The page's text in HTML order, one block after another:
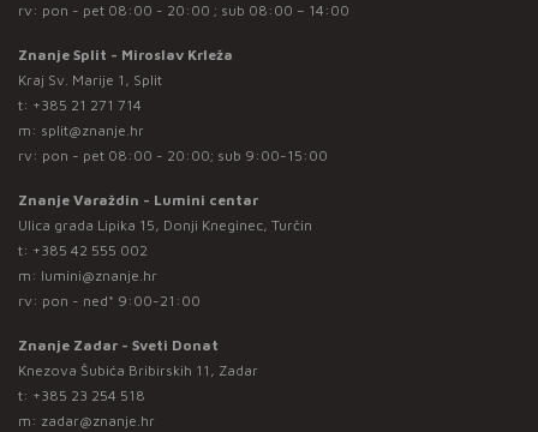
rv: pon - pet 08:00 - 20:00 ; sub 08:00 – 14:00
Znanje Split - Miroslav Krleža
Kraj Sv. Marije 1, Split
t: +385 21 271 714
m: split@znanje.hr
rv: pon - pet 08:00 - 20:00; sub 9:00-15:00
Znanje Varaždin - Lumini centar
Ulica grada Lipika 15, Donji Kneginec, Turčin
t: +385 42 555 002
m: lumini@znanje.hr
rv: pon - ned* 9:00-21:00
Znanje Zadar - Sveti Donat
Knezova Šubića Bribirskih 11, Zadar
t: +385 23 254 518
m: zadar@znanje.hr